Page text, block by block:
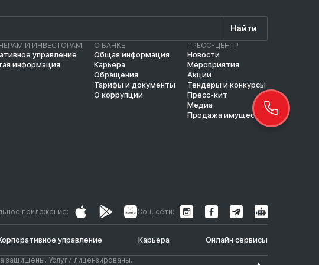
Найти
И ИНВЕСТОРАМ
управление
информация
О БАНКЕ
Общая информация
Карьера
Обращения
Тарифы и документы
О коррупции
ПРЕСС-ЦЕНТР
Новости
Мероприятия
Акции
Тендеры и конкурсы
Пресс-кит
Медиа
Продажа имущества
приложение: Соц. сети:
управление Карьера Онлайн сервисы
защищены. Услуги лицензированы.